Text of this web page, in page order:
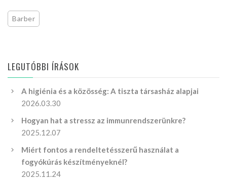
Barber
LEGUTÓBBI ÍRÁSOK
A higiénia és a közösség: A tiszta társasház alapjai
2026.03.30
Hogyan hat a stressz az immunrendszerünkre?
2025.12.07
Miért fontos a rendeltetésszerű használat a
fogyókúrás készítményeknél?
2025.11.24